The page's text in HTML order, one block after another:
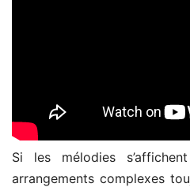
Si les mélodies
arrangements complexes